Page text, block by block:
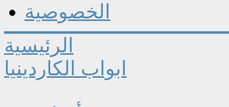
الخصوصية
الرئيسية
ابواب الكاردينيا